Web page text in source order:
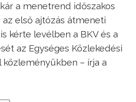
a menetrend időszakos
első ajtózás átmeneti
kérte levélben a BKV és a
az Egységes Közlekedési
közleményükben – írja a